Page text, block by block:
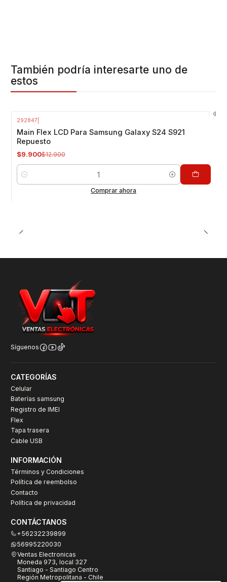
También podría interesarte uno de
estos
292847
Main Flex LCD Para Samsung Galaxy S24 S921
Repuesto
$9.900$12.900
Cantidad
Comprar ahora
Síguenos
CATEGORÍAS
Celular
Baterías samsung
Registro de IMEI
Flex
Tapa trasera
Cable USB
INFORMACIÓN
Términos y Condiciones
Política de reembolso
Contacto
Política de privacidad
CONTÁCTANOS
+56232239899
56995220030
Ventas Electronicas
Moneda 973, local 327
Santiago - Santiago Centro
Región Metropolitana - Chile